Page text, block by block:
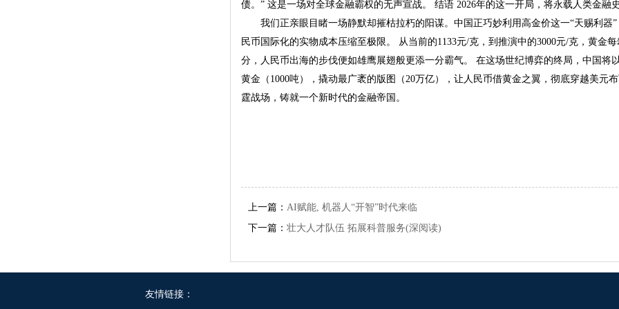
债。” 这是一场对全球金融霸权的无声宣战。 结语 2026年的这一开局，将永载人类金融
我们正亲眼目睹一场静默却摧枯拉朽的阳谋。中国正巧妙利用高金价这一“天赐利器
民币国际化的实物成本压缩至极限。 从当前的1133元/克，到推演中的3000元/克，黄金
分，人民币出海的步伐便如雄鹰展翅般更添一分霸气。 在这场世纪博弈的终局，中国将
黄金（1000吨），撬动最广袤的版图（20万亿），让人民币借黄金之翼，彻底穿越美元
霆战场，铸就一个新时代的金融帝国。
上一篇： AI赋能, 机器人“开智”时代来临
下一篇： 壮大人才队伍 拓展科普服务(深阅读)
友情链接：